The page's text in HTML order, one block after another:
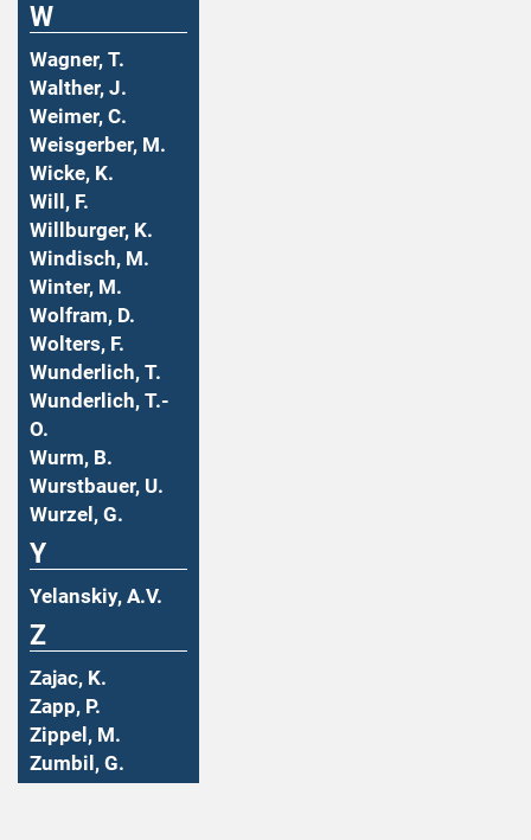
W
Wagner, T.
Walther, J.
Weimer, C.
Weisgerber, M.
Wicke, K.
Will, F.
Willburger, K.
Windisch, M.
Winter, M.
Wolfram, D.
Wolters, F.
Wunderlich, T.
Wunderlich, T.-
O.
Wurm, B.
Wurstbauer, U.
Wurzel, G.
Y
Yelanskiy, A.V.
Z
Zajac, K.
Zapp, P.
Zippel, M.
Zumbil, G.